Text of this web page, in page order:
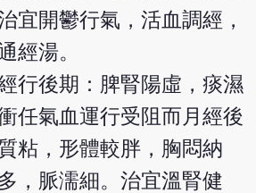
宜開鬱行氣，活血調經，
經湯。
行後期：脾腎陽虛，痰濕
任氣血運行受阻而月經後
粘，形體較胖，胸悶納
，脈濡細。治宜溫腎健